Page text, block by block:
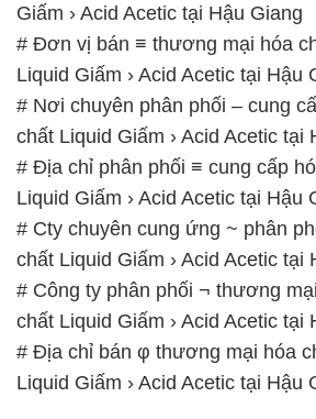
Giấm › Acid Acetic tại Hậu Giang
# Đơn vị bán ≡ thương mại hóa
Liquid Giấm › Acid Acetic tại Hậu
# Nơi chuyên phân phối – cung
chất Liquid Giấm › Acid Acetic tại
# Địa chỉ phân phối ≡ cung cấp
Liquid Giấm › Acid Acetic tại Hậu
# Cty chuyên cung ứng ~ phân
chất Liquid Giấm › Acid Acetic tại
# Công ty phân phối ¬ thương
chất Liquid Giấm › Acid Acetic tại
# Địa chỉ bán φ thương mại hóa
Liquid Giấm › Acid Acetic tại Hậu